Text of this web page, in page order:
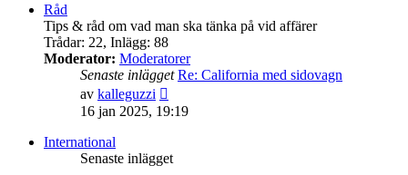
inlägget
Råd
Tips & råd om vad man ska tänka på vid affärer
Trådar: 22, Inlägg: 88
Moderator: Moderatorer
Senaste inlägget Re: California med sidovagn
av kalleguzzi
till
inlägget
16 jan 2025, 19:19
International
Senaste inlägget